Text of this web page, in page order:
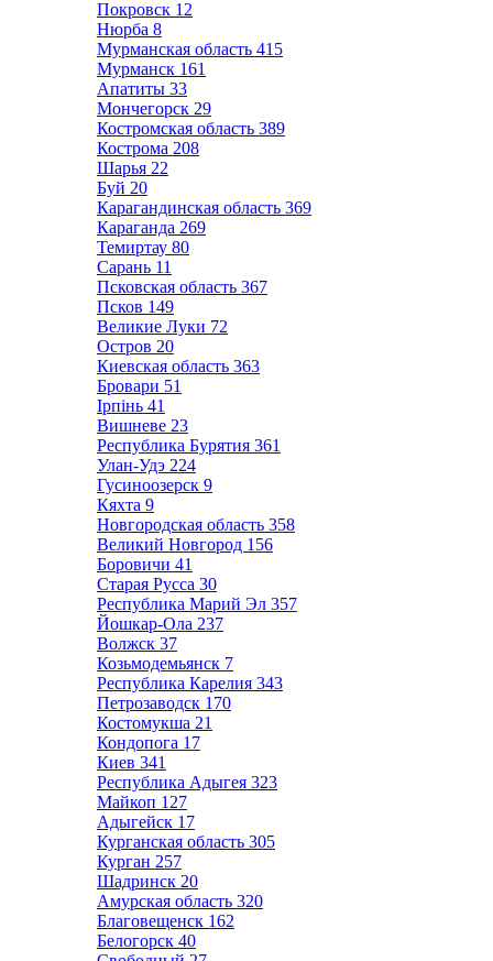
Покровск 12
Нюрба 8
Мурманская область 415
Мурманск 161
Апатиты 33
Мончегорск 29
Костромская область 389
Кострома 208
Шарья 22
Буй 20
Карагандинская область 369
Караганда 269
Темиртау 80
Сарань 11
Псковская область 367
Псков 149
Великие Луки 72
Остров 20
Киевская область 363
Бровари 51
Ірпінь 41
Вишневе 23
Республика Бурятия 361
Улан-Удэ 224
Гусиноозерск 9
Кяхта 9
Новгородская область 358
Великий Новгород 156
Боровичи 41
Старая Русса 30
Республика Марий Эл 357
Йошкар-Ола 237
Волжск 37
Козьмодемьянск 7
Республика Карелия 343
Петрозаводск 170
Костомукша 21
Кондопога 17
Киев 341
Республика Адыгея 323
Майкоп 127
Адыгейск 17
Курганская область 305
Курган 257
Шадринск 20
Амурская область 320
Благовещенск 162
Белогорск 40